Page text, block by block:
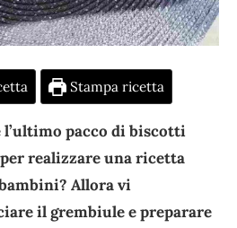
Stampa ricetta
l’ultimo pacco di biscotti
realizzare una ricetta
Allora vi
il grembiule e preparare